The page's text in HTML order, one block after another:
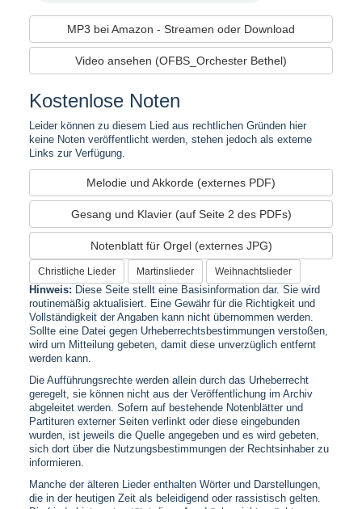
MP3 bei Amazon - Streamen oder Download
Video ansehen (OFBS_Orchester Bethel)
Kostenlose Noten
Leider können zu diesem Lied aus rechtlichen Gründen hier
keine Noten veröffentlicht werden, stehen jedoch als externe
Links zur Verfügung.
Melodie und Akkorde (externes PDF)
Gesang und Klavier (auf Seite 2 des PDFs)
Notenblatt für Orgel (externes JPG)
Christliche Lieder Martinslieder
Weihnachtslieder
Hinweis: Diese Seite stellt eine Basisinformation dar. Sie wird
routinemäßig aktualisiert. Eine Gewähr für die Richtigkeit und
Vollständigkeit der Angaben kann nicht übernommen werden.
Sollte eine Datei gegen Urheberrechtsbestimmungen verstoßen,
wird um Mitteilung gebeten, damit diese unverzüglich entfernt
werden kann.
Die Aufführungsrechte werden allein durch das Urheberrecht
geregelt, sie können nicht aus der Veröffentlichung im Archiv
abgeleitet werden. Sofern auf bestehende Notenblätter und
Partituren externer Seiten verlinkt oder diese eingebunden
wurden, ist jeweils die Quelle angegeben und es wird gebeten,
sich dort über die Nutzungsbestimmungen der Rechtsinhaber zu
informieren.
Manche der älteren Lieder enthalten Wörter und Darstellungen,
die in der heutigen Zeit als beleidigend oder rassistisch gelten.